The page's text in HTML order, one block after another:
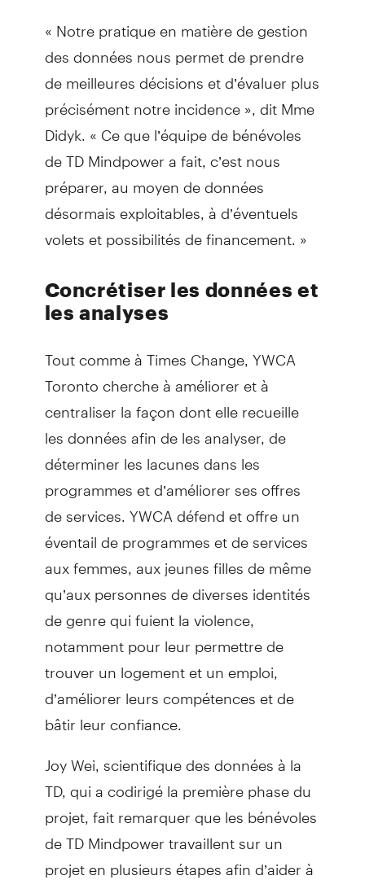
« Notre pratique en matière de gestion
des données nous permet de prendre
de meilleures décisions et d’évaluer plus
précisément notre incidence », dit Mme
Didyk. « Ce que l’équipe de bénévoles
de TD Mindpower a fait, c’est nous
préparer, au moyen de données
désormais exploitables, à d’éventuels
volets et possibilités de financement. »
Concrétiser les données et
les analyses
Tout comme à Times Change, YWCA
Toronto cherche à améliorer et à
centraliser la façon dont elle recueille
les données afin de les analyser, de
déterminer les lacunes dans les
programmes et d’améliorer ses offres
de services. YWCA défend et offre un
éventail de programmes et de services
aux femmes, aux jeunes filles de même
qu’aux personnes de diverses identités
de genre qui fuient la violence,
notamment pour leur permettre de
trouver un logement et un emploi,
d’améliorer leurs compétences et de
bâtir leur confiance.
Joy Wei, scientifique des données à la
TD, qui a codirigé la première phase du
projet, fait remarquer que les bénévoles
de TD Mindpower travaillent sur un
projet en plusieurs étapes afin d’aider à